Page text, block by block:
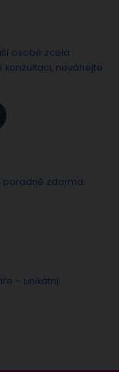
osobě zcela
neváhejte
zdarma.
- unikátní